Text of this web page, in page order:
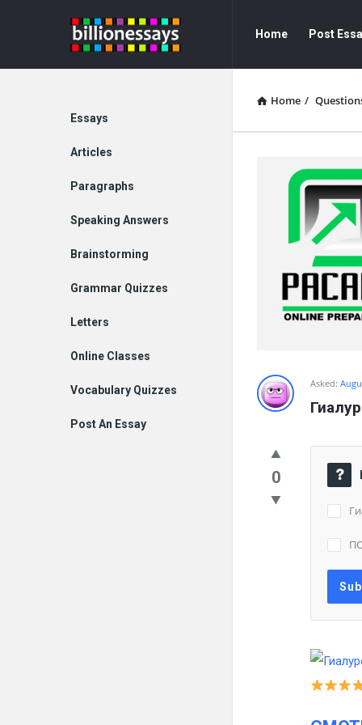
Billion
Essays
Essays
Navigation
Home Post
Home /
Asked:
0
Explore
Essays
Articles
Paragraphs
Speaking Answers
Brainstorming
Grammar Quizzes
Letters
Online Classes
Vocabulary Quizzes
Post An Essay